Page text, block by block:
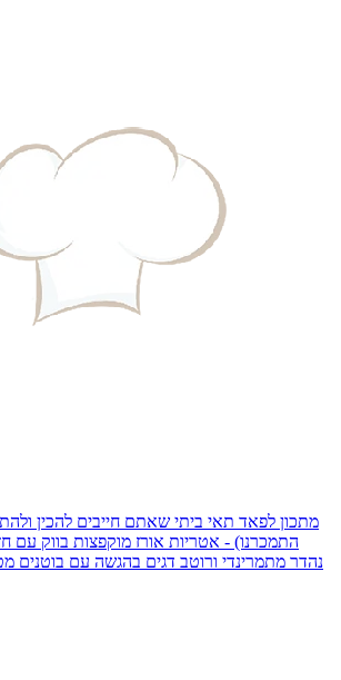
מתכון לפאד תאי ביתי שאתם חייבים להכין
התמכרנו) - אטריות אורז מוקפצות בווק עם
נהדר מתמרינדי ורוטב דגים בהגשה עם בוטנים